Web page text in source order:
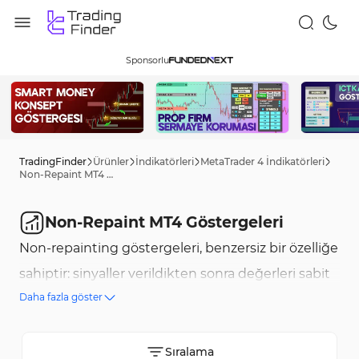
Sponsorlu
TradingFinder Ürünler İndikatörleri MetaTrader 4 İndikatörleri
Non-Repaint MT4 Göstergeleri
Non-Repaint MT4 Göstergeleri
Non-repainting göstergeleri, benzersiz bir özelliğe
sahiptir: sinyaller verildikten sonra değerleri sabit
kalır, sonraki fiyat değişimlerinden etkilenmez. Bu
sunarak ticaret kararlarında güven sağlar. Anahtar
Daha fazla göster
Sıralama